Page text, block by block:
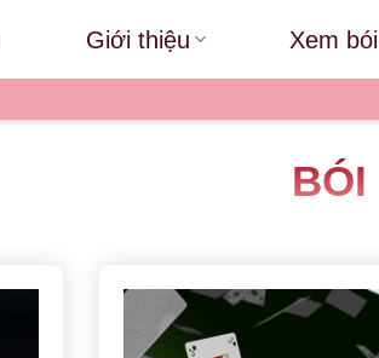
Giới thiệu Xem bói
BÓI